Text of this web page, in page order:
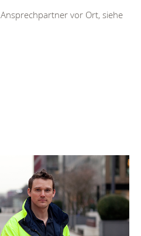
vor Ort, siehe